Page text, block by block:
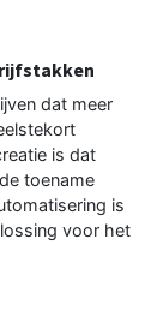
dat meer
is dat
toename
is
voor het